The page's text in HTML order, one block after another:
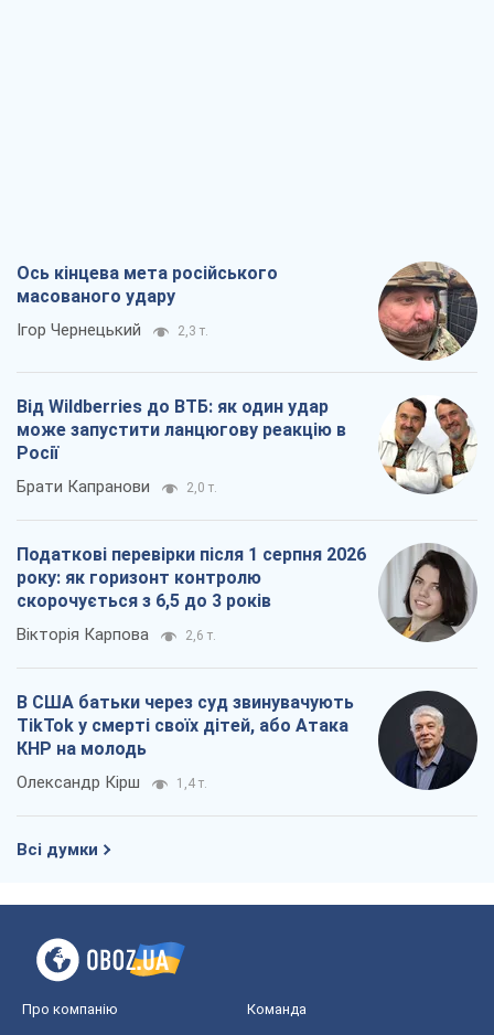
Ось кінцева мета російського
масованого удару
Ігор Чернецький 2,3 т.
Від Wildberries до ВТБ: як один удар
може запустити ланцюгову реакцію в
Росії
Брати Капранови 2,0 т.
Податкові перевірки після 1 серпня 2026
року: як горизонт контролю
скорочується з 6,5 до 3 років
Вікторія Карпова 2,6 т.
В США батьки через суд звинувачують
TikTok у смерті своїх дітей, або Атака
КНР на молодь
Олександр Кірш 1,4 т.
Всі думки
Про компанію Команда